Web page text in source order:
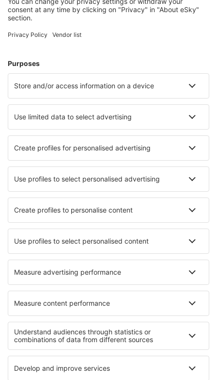
Attraktive Preise und Spezialangebote für eingeloggte
Benutzer.
Unterkünfte, die Sie mögen
Meist gesuchte Hotels von eSky-Nutzern
Hotels in Ecuador - Beliebte Städte
Hotels in Baños Hotels in Manta Hotels in Cuenca
Hotels Checa Hotels in Coca Hotels in Guaranda
Hotels in Jipijapa
Die besten Hotels - Städte
Hotels in Cogoleto Hotels in Montaldo Torinese
Hotels in Washington Depot Hotels in Soestduinen
Hotels in Touggourt Hotels in Edlitz Hotels in Olsztyn
Hotels Hamsterley Hotels in Narbonne-Plage
Die besten Hotels - Regionen
Hotels an den Victoriafällen